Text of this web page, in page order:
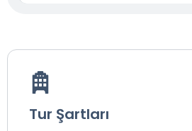
Tur Şartları